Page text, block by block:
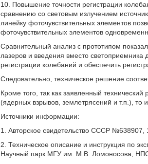
10. Повышение точности регистрации
сравнению со световым излучением
линейку фоточувствительных элементов
фоточувствительных элементов
Сравнительный анализ с прототипом
лазеров и введения вместо светоприемника
регистрации колебаний и обеспечить
Следовательно, техническое решение
Кроме того, так как заявленный
(ядерных взрывов, землетрясений и т.п.), то
Источники информации:
1. Авторское свидетельство СССР №638907,
2. Техническое описание и инструкция по
Научный парк МГУ им. М.В. Ломоносова, НПО